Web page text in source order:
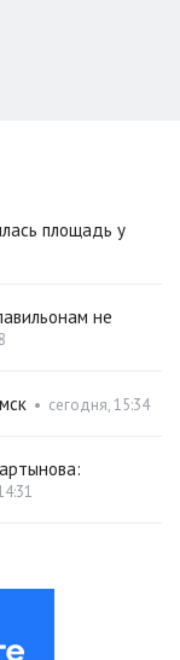
площадь у
не
• сегодня, 15:34